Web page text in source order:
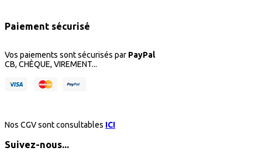
Paiement sécurisé
Vos paiements sont sécurisés par PayPal
CB, CHÈQUE, VIREMENT...
Nos CGV sont consultables ICI
Suivez-nous...